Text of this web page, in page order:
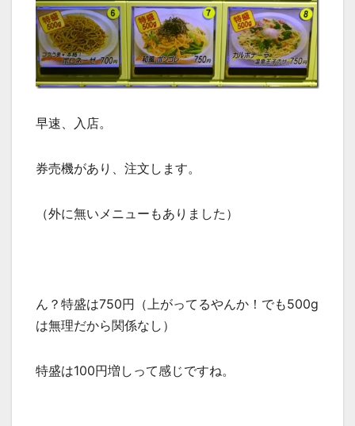
早速、入店。
券売機があり、注文します。
（外に無いメニューもありました）
ん？特盛は750円（上がってるやんか！でも500g
は無理だから関係なし）
特盛は100円増しって感じですね。